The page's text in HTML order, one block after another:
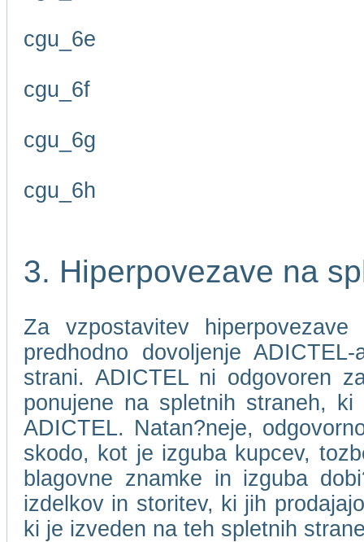
cgu_6e
cgu_6f
cgu_6g
cgu_6h
3. Hiperpovezave na
Za vzpostavitev
predhodno dovoljenje
strani. ADICTEL ni odgovoren
ponujene na spletnih straneh,
ADICTEL. Natan?neje,
skodo, kot je izguba kupcev,
blagovne znamke in izguba
izdelkov in storitev, ki jih
ki je izveden na teh spletnih